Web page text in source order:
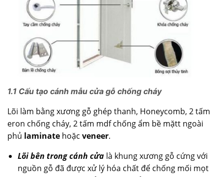
1.1 Cấu tạo cánh mẫu cửa gỗ chống cháy
Lõi làm bằng xương gỗ ghép thanh, Honeycomb, 2 tấm
eron chống cháy, 2 tấm mdf chống ẩm bề mặtt ngoài
phủ laminate hoặc veneer.
Lõi bên trong cánh cửalà khung xương gỗ cứng với
nguồn gỗ đã được xử lý hóa chất để chống mối mọt